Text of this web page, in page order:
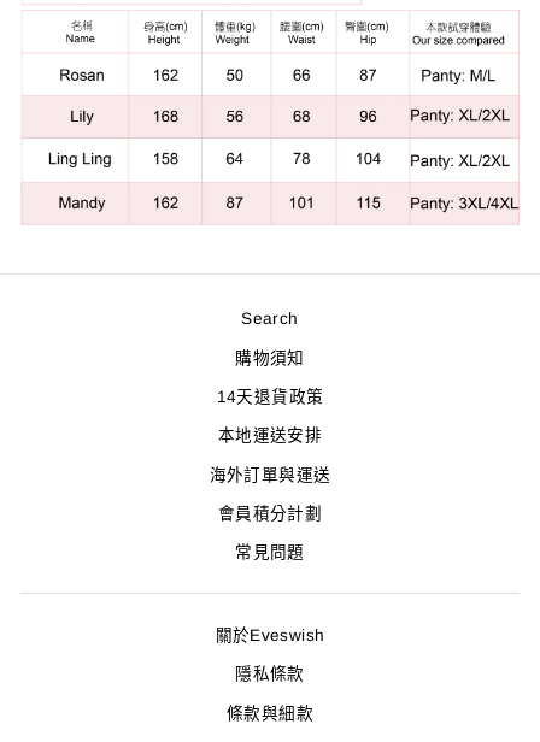
Search
購物須知
14天退貨政策
本地運送安排
海外訂單與運送
會員積分計劃
常見問題
關於Eveswish
隱私條款
條款與細款